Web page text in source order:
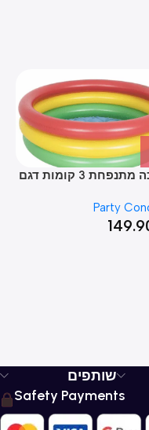
בריכה מתנפחת 3 קומות דגם
Party
שותפים
Safety Payments